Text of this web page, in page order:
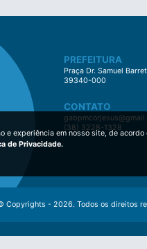
PREFEITURA
Praça Dr. Samuel
39340-000
CONTATO
(38) 3228-1328
Copyrights - 2026. Todos os direitos
experiência em nosso site, de
de Privacidade.